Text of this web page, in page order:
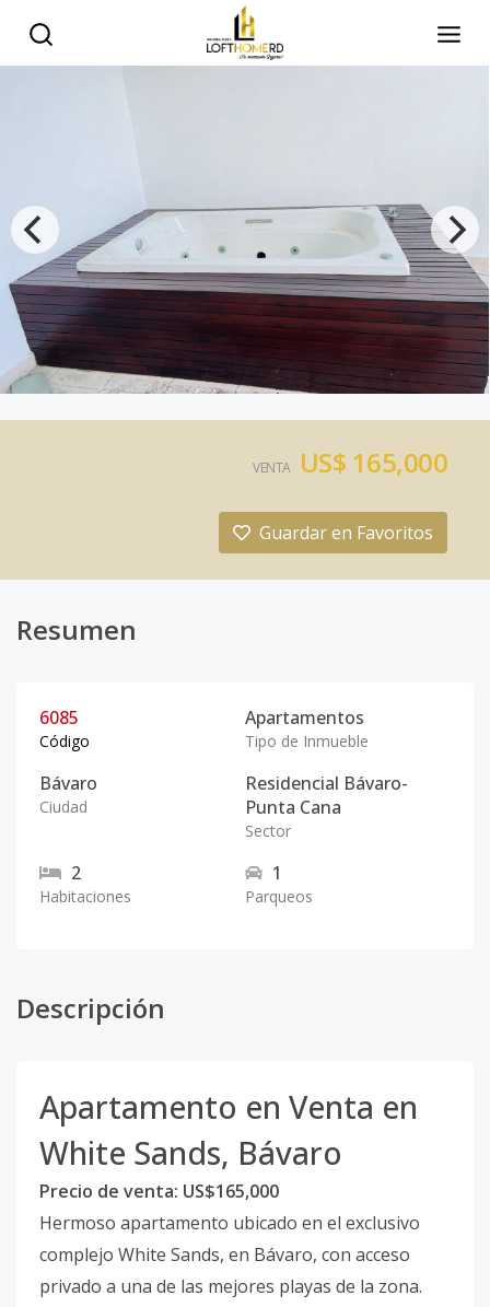
VENTA US$ 165,000
Guardar en Favoritos
Resumen
6085
Código
Apartamentos
Tipo de Inmueble
Bávaro
Ciudad
Residencial Bávaro-
Punta Cana
Sector
2
Habitaciones
1
Parqueos
Descripción
Apartamento en Venta en
White Sands, Bávaro
Precio de venta: US$165,000
Hermoso apartamento ubicado en el exclusivo
complejo White Sands, en Bávaro, con acceso
privado a una de las mejores playas de la zona.